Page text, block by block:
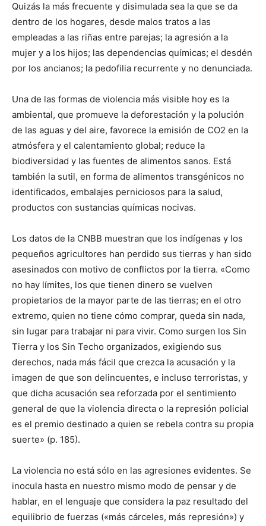
Quizás la más frecuente y disimulada sea la que se da
dentro de los hogares, desde malos tratos a las
empleadas a las riñas entre parejas; la agresión a la
mujer y a los hijos; las dependencias químicas; el desdén
por los ancianos; la pedofilia recurrente y no denunciada.
Una de las formas de violencia más visible hoy es la
ambiental, que promueve la deforestación y la polución
de las aguas y del aire, favorece la emisión de CO2 en la
atmósfera y el calentamiento global; reduce la
biodiversidad y las fuentes de alimentos sanos. Está
también la sutil, en forma de alimentos transgénicos no
identificados, embalajes perniciosos para la salud,
productos con sustancias químicas nocivas.
Los datos de la CNBB muestran que los indígenas y los
pequeños agricultores han perdido sus tierras y han sido
asesinados con motivo de conflictos por la tierra. «Como
no hay límites, los que tienen dinero se vuelven
propietarios de la mayor parte de las tierras; en el otro
extremo, quien no tiene cómo comprar, queda sin nada,
sin lugar para trabajar ni para vivir. Como surgen los Sin
Tierra y los Sin Techo organizados, exigiendo sus
derechos, nada más fácil que crezca la acusación y la
imagen de que son delincuentes, e incluso terroristas, y
que dicha acusación sea reforzada por el sentimiento
general de que la violencia directa o la represión policial
es el premio destinado a quien se rebela contra su propia
suerte» (p. 185).
La violencia no está sólo en las agresiones evidentes. Se
inocula hasta en nuestro mismo modo de pensar y de
hablar, en el lenguaje que considera la paz resultado del
equilibrio de fuerzas («más cárceles, más represión») y